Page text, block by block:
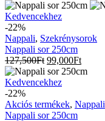
Nappali
sor
250cm
Kedvencekhez
-22%
Nappali, Szekrénysorok
Nappali sor 250cm
127,500Ft 99,000Ft
Nappali
sor
250cm
Kedvencekhez
-22%
Akciós termékek, Nappali
Nappali sor 250cm